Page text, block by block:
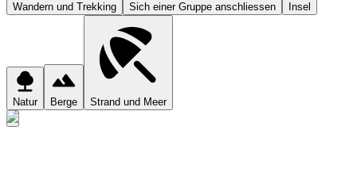
Wandern und Trekking Sich einer Gruppe anschliessen Insel
Natur Berge Strand und Meer